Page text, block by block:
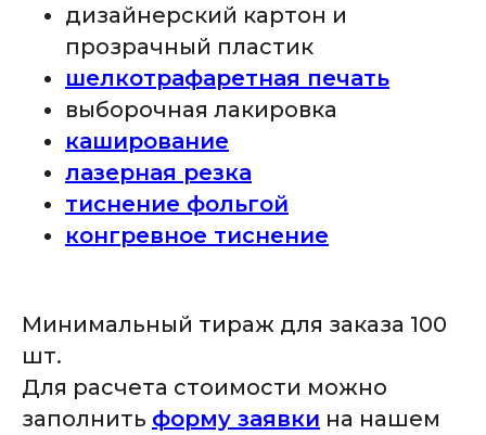
дизайнерский картон и
прозрачный пластик
шелкотрафаретная печать
выборочная лакировка
каширование
лазерная резка
тиснение фольгой
конгревное тиснение
Минимальный тираж для заказа 100
шт.
Для расчета стоимости можно
заполнить форму заявки на нашем